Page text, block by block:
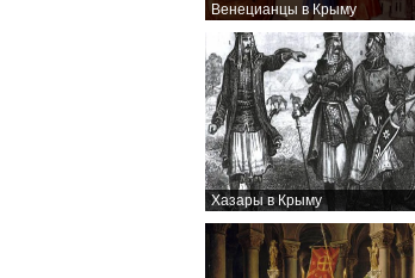
Венецианцы в Крыму
Хазары в Крыму